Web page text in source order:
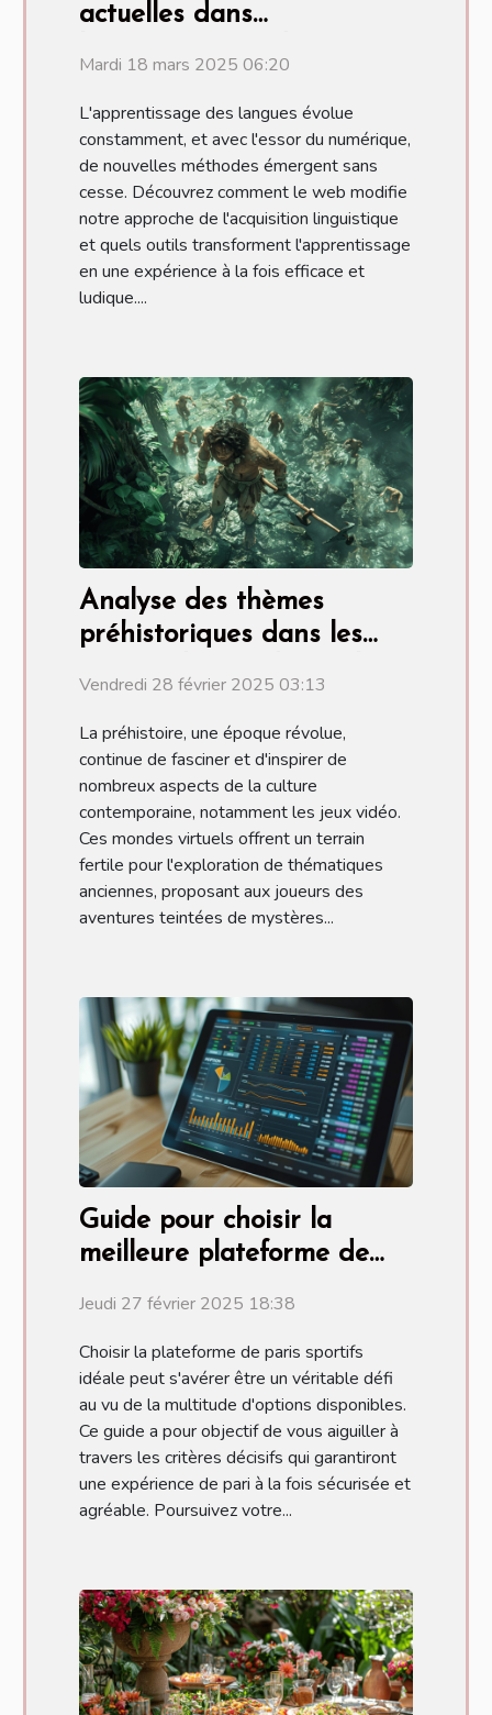
actuelles dans
Mardi 18 mars 2025 06:20
L'apprentissage des langues évolue
constamment, et avec l'essor du numérique,
de nouvelles méthodes émergent sans
cesse. Découvrez comment le web modifie
notre approche de l'acquisition linguistique
et quels outils transforment l'apprentissage
en une expérience à la fois efficace et
ludique....
Analyse des thèmes
préhistoriques dans les
Vendredi 28 février 2025 03:13
La préhistoire, une époque révolue,
continue de fasciner et d'inspirer de
nombreux aspects de la culture
contemporaine, notamment les jeux vidéo.
Ces mondes virtuels offrent un terrain
fertile pour l'exploration de thématiques
anciennes, proposant aux joueurs des
aventures teintées de mystères...
Guide pour choisir la
meilleure plateforme de
Jeudi 27 février 2025 18:38
Choisir la plateforme de paris sportifs
idéale peut s'avérer être un véritable défi
au vu de la multitude d'options disponibles.
Ce guide a pour objectif de vous aiguiller à
travers les critères décisifs qui garantiront
une expérience de pari à la fois sécurisée et
agréable. Poursuivez votre...